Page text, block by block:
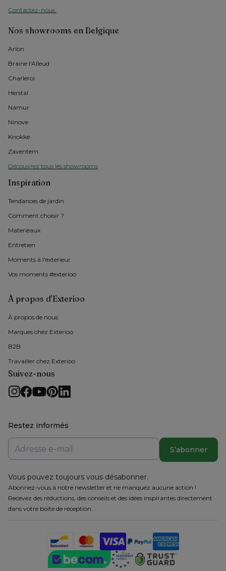
Contactez-nous
Nos showrooms en Belgique
Arlon
Braine l'Alleud
Charleroi
Herstal
Namur
Ninove
Knokke
Zaventem
Découvrez tous les showrooms
Inspiration
Tendances de jardin
Comment choisir ?
Materieaux
Entretien
Moments à l'exterieur
Vos moments #exterioo
À propos d'Exterioo
À propos de nous
Marques chez Exterioo
B2B
Travailler chez Exterioo
Suivez-nous
Restez informés
S’abonner
Vous pouvez toujours vous désabonner.
Abonnez-vous à notre newsletter et ne manquez aucune action !
Recevez des réductions, des conseils et des idées inspirantes directement
dans votre boîte de réception.